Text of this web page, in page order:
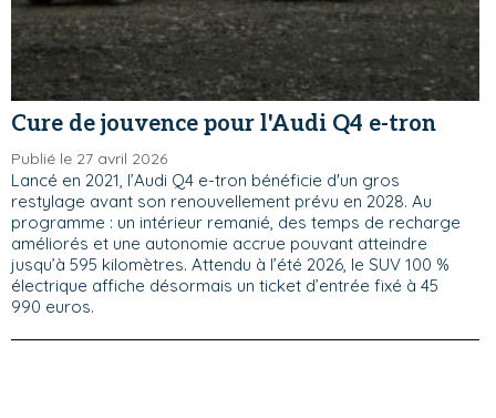
Cure de jouvence pour l'Audi Q4 e-tron
Publié le 27 avril 2026
Lancé en 2021, l’Audi Q4 e-tron bénéficie d'un gros
restylage avant son renouvellement prévu en 2028. Au
programme : un intérieur remanié, des temps de recharge
améliorés et une autonomie accrue pouvant atteindre
jusqu’à 595 kilomètres. Attendu à l’été 2026, le SUV 100 %
électrique affiche désormais un ticket d’entrée fixé à 45
990 euros.